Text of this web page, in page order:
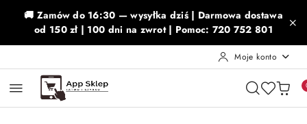
Przejdź do treści głównej
Przejdź do wyszukiwarki
Przejdź do moje konto
Przejdź do menu głównego
Przejdź do stopki
🚚 Zamów do 16:30 — wysyłka dziś | Darmowa dostawa
od 150 zł | 100 dni na zwrot | Pomoc: 720 752 801
Moje konto